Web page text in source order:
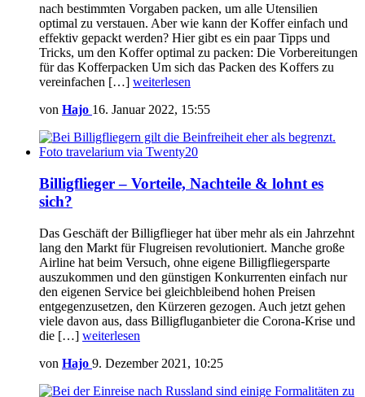
nach bestimmten Vorgaben packen, um alle Utensilien
optimal zu verstauen. Aber wie kann der Koffer einfach und
effektiv gepackt werden? Hier gibt es ein paar Tipps und
Tricks, um den Koffer optimal zu packen: Die Vorbereitungen
für das Kofferpacken Um sich das Packen des Koffers zu
vereinfachen […] weiterlesen
von Hajo 16. Januar 2022, 15:55
Billigflieger – Vorteile, Nachteile & lohnt es
sich?
Das Geschäft der Billigflieger hat über mehr als ein Jahrzehnt
lang den Markt für Flugreisen revolutioniert. Manche große
Airline hat beim Versuch, ohne eigene Billigfliegersparte
auszukommen und den günstigen Konkurrenten einfach nur
den eigenen Service bei gleichbleibend hohen Preisen
entgegenzusetzen, den Kürzeren gezogen. Auch jetzt gehen
viele davon aus, dass Billigfluganbieter die Corona-Krise und
die […] weiterlesen
von Hajo 9. Dezember 2021, 10:25